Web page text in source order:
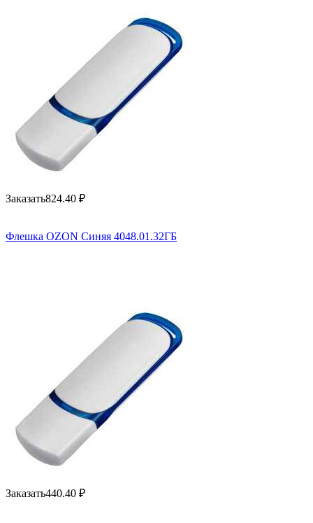
Заказать824.40 ₽
Флешка OZON Синяя 4048.01.32ГБ
Заказать440.40 ₽